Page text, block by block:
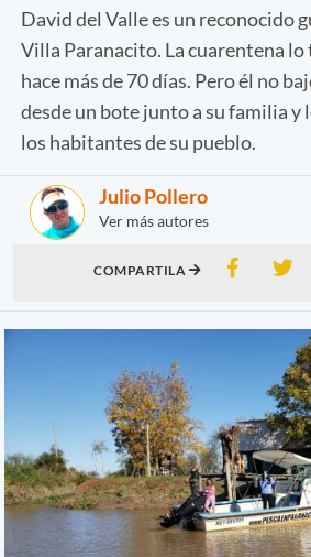
David del Valle es un reconocido
Villa Paranacito. La cuarentena lo
hace más de 70 días. Pero él no
desde un bote junto a su familia y
los habitantes de su pueblo.
Julio Pollero
Ver más autores
COMPARTILA